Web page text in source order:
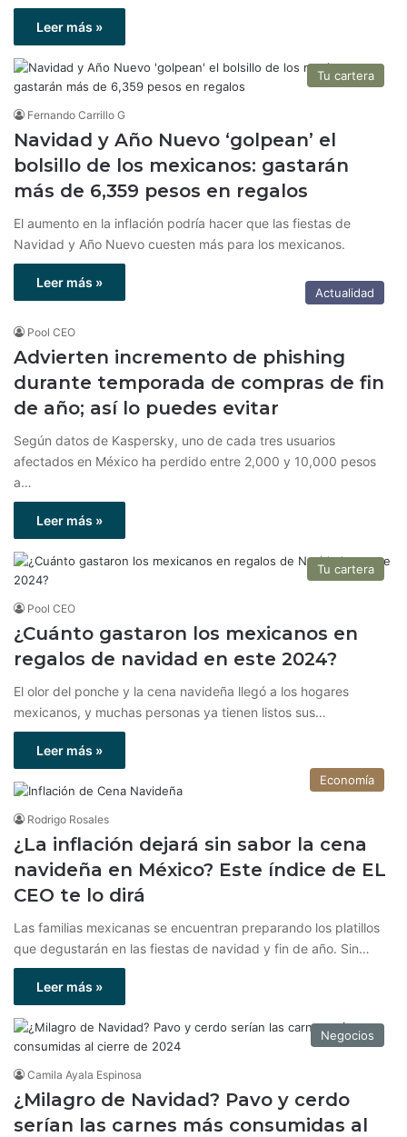
Leer más »
Tu cartera
Fernando Carrillo G
Navidad y Año Nuevo ‘golpean’ el
bolsillo de los mexicanos: gastarán
más de 6,359 pesos en regalos
El aumento en la inflación podría hacer que las fiestas de
Navidad y Año Nuevo cuesten más para los mexicanos.
Leer más »
Actualidad
Pool CEO
Advierten incremento de phishing
durante temporada de compras de fin
de año; así lo puedes evitar
Según datos de Kaspersky, uno de cada tres usuarios
afectados en México ha perdido entre 2,000 y 10,000 pesos
a…
Leer más »
Tu cartera
Pool CEO
¿Cuánto gastaron los mexicanos en
regalos de navidad en este 2024?
El olor del ponche y la cena navideña llegó a los hogares
mexicanos, y muchas personas ya tienen listos sus…
Leer más »
Economía
Rodrigo Rosales
¿La inflación dejará sin sabor la cena
navideña en México? Este índice de EL
CEO te lo dirá
Las familias mexicanas se encuentran preparando los platillos
que degustarán en las fiestas de navidad y fin de año. Sin…
Leer más »
Negocios
Camila Ayala Espinosa
¿Milagro de Navidad? Pavo y cerdo
serían las carnes más consumidas al